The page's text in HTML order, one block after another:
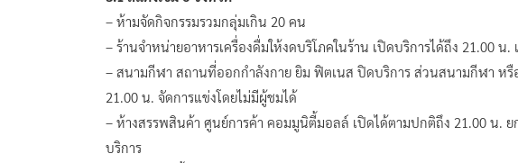
– ห้ามจัดกิจกรรมรวมกลุ่มเกิน 20 คน
– ร้านจำหน่ายอาหารเครื่องดื่มให้งดบริโภคในร้าน เปิดบริการได้ถึง 21.00
– สนามกีฬา สถานที่ออกกำลังกาย ยิม ฟิตเนส ปิดบริการ ส่วนสนามกีฬา หรื
21.00 น. จัดการแข่งโดยไม่มีผู้ชมได้
– ห้างสรรพสินค้า ศูนย์การค้า คอมมูนิตี้มอลล์ เปิดได้ตามปกติถึง 21.00 น. ย
บริการ